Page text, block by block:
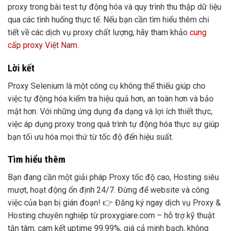
proxy trong bài test tự động hóa và quy trình thu thập dữ liệu
qua các tình huống thực tế. Nếu bạn cần tìm hiểu thêm chi
tiết về các dịch vụ proxy chất lượng, hãy tham khảo cung
cấp proxy Việt Nam.
Lời kết
Proxy Selenium là một công cụ không thể thiếu giúp cho
việc tự động hóa kiểm tra hiệu quả hơn, an toàn hơn và bảo
mật hơn. Với những ứng dụng đa dạng và lợi ích thiết thực,
việc áp dụng proxy trong quá trình tự động hóa thực sự giúp
bạn tối ưu hóa mọi thứ từ tốc độ đến hiệu suất.
Tìm hiểu thêm
Bạn đang cần một giải pháp Proxy tốc độ cao, Hosting siêu
mượt, hoạt động ổn định 24/7. Đừng để website và công
việc của bạn bị gián đoạn! 👉 Đăng ký ngay dịch vụ Proxy &
Hosting chuyên nghiệp từ proxygiare.com – hỗ trợ kỹ thuật
tận tâm, cam kết uptime 99.99%, giá cả minh bạch, không